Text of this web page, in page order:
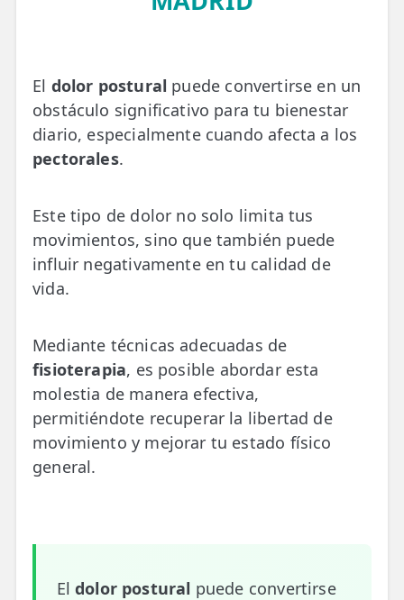
📅 Pedir Cita
📰 Blog
🏢 Empresas
UBICACIONES
🔍 Buscador Clínicas
📍 Barrio del Pilar
📍 Barrio Salamanca
📍 Carabanchel - Usera
📍 Bravo Murillo
📍 Getafe
El dolor postural puede convertirse en un
obstáculo significativo para tu bienestar
diario, especialmente cuando afecta a los
pectorales.
Este tipo de dolor no solo limita tus
movimientos, sino que también puede
influir negativamente en tu calidad de
vida.
Mediante técnicas adecuadas de
fisioterapia, es posible abordar esta
molestia de manera efectiva,
permitiéndote recuperar la libertad de
movimiento y mejorar tu estado físico
general.
Eldolor postural puede convertirse